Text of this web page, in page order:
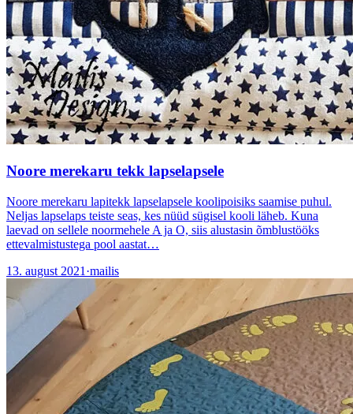
Noore merekaru tekk lapselapsele
Noore merekaru lapitekk lapselapsele koolipoisiks saamise puhul.
Neljas lapselaps teiste seas, kes nüüd sügisel kooli läheb. Kuna
laevad on sellele noormehele A ja O, siis alustasin õmblustööks
ettevalmistustega pool aastat…
13. august 2021 ·mailis